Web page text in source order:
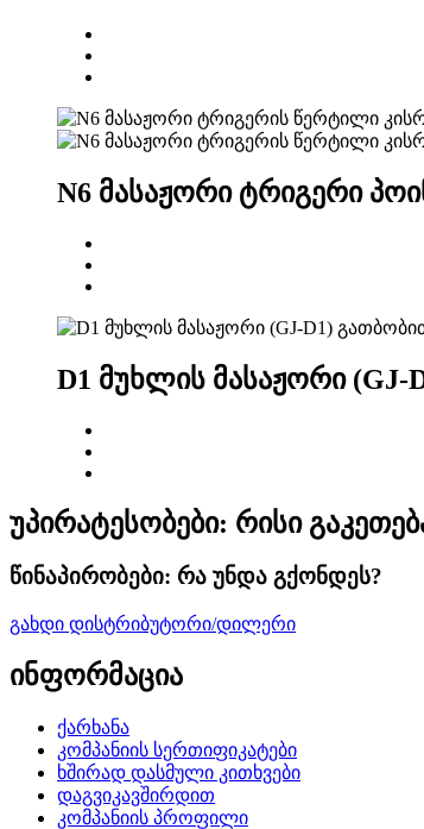
N6 მასაჟორი ტრიგერი
D1 მუხლის მასაჟორი
უპირატესობები: რისი
წინაპირობები: რა უნდა გქონდეს?
გახდი დისტრიბუტორი/დილერი
ინფორმაცია
ქარხანა
კომპანიის სერთიფიკატები
ხშირად დასმული კითხვები
დაგვიკავშირდით
კომპანიის პროფილი